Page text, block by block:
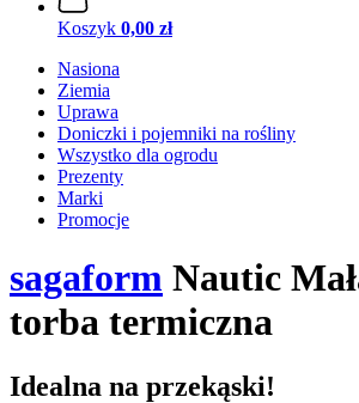
Koszyk 0,00 zł
Nasiona
Ziemia
Uprawa
Doniczki i pojemniki na rośliny
Wszystko dla ogrodu
Prezenty
Marki
Promocje
sagaform Nautic
torba termiczna
Idealna na przekąski!